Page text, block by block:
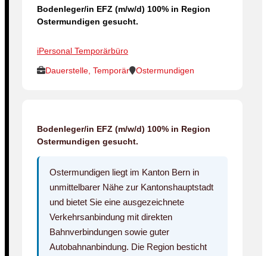
Bodenleger/in EFZ (m/w/d) 100% in Region
Ostermundigen gesucht.
iPersonal Temporärbüro
Dauerstelle, Temporär Ostermundigen
Bodenleger/in EFZ (m/w/d) 100% in Region
Ostermundigen gesucht.
Ostermundigen liegt im Kanton Bern in
unmittelbarer Nähe zur Kantonshauptstadt
und bietet Sie eine ausgezeichnete
Verkehrsanbindung mit direkten
Bahnverbindungen sowie guter
Autobahnanbindung. Die Region besticht